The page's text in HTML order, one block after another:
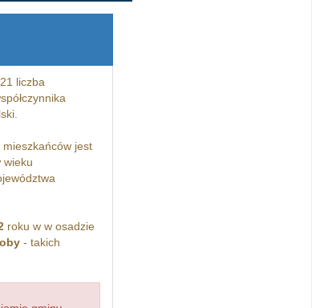
liczba
mieszkańców jest
roku w w osadzie
- takich